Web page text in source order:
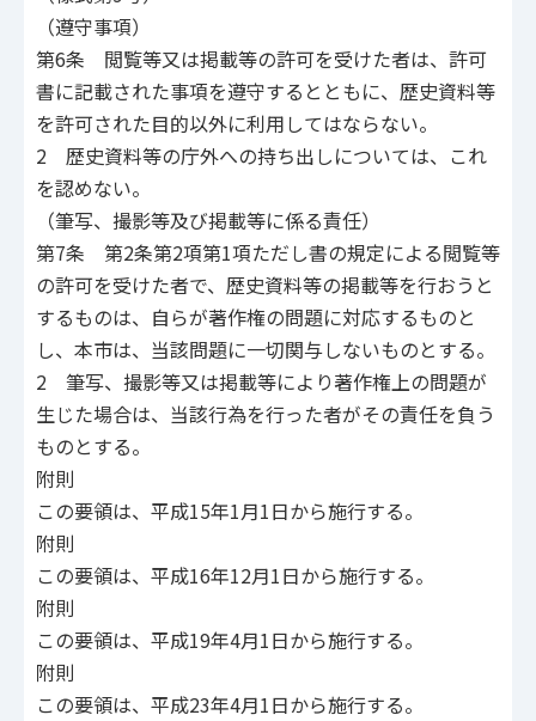
（遵守事項）
第6条 閲覧等又は掲載等の許可を受けた者は、許可
書に記載された事項を遵守するとともに、歴史資料等
を許可された目的以外に利用してはならない。
2 歴史資料等の庁外への持ち出しについては、これ
を認めない。
（筆写、撮影等及び掲載等に係る責任）
第7条 第2条第2項第1項ただし書の規定による閲覧等
の許可を受けた者で、歴史資料等の掲載等を行おうと
するものは、自らが著作権の問題に対応するものと
し、本市は、当該問題に一切関与しないものとする。
2 筆写、撮影等又は掲載等により著作権上の問題が
生じた場合は、当該行為を行った者がその責任を負う
ものとする。
附則
この要領は、平成15年1月1日から施行する。
附則
この要領は、平成16年12月1日から施行する。
附則
この要領は、平成19年4月1日から施行する。
附則
この要領は、平成23年4月1日から施行する。